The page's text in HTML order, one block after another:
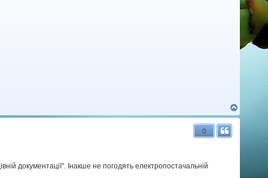
о
0
документації". Інакше не погодять електропостачальній